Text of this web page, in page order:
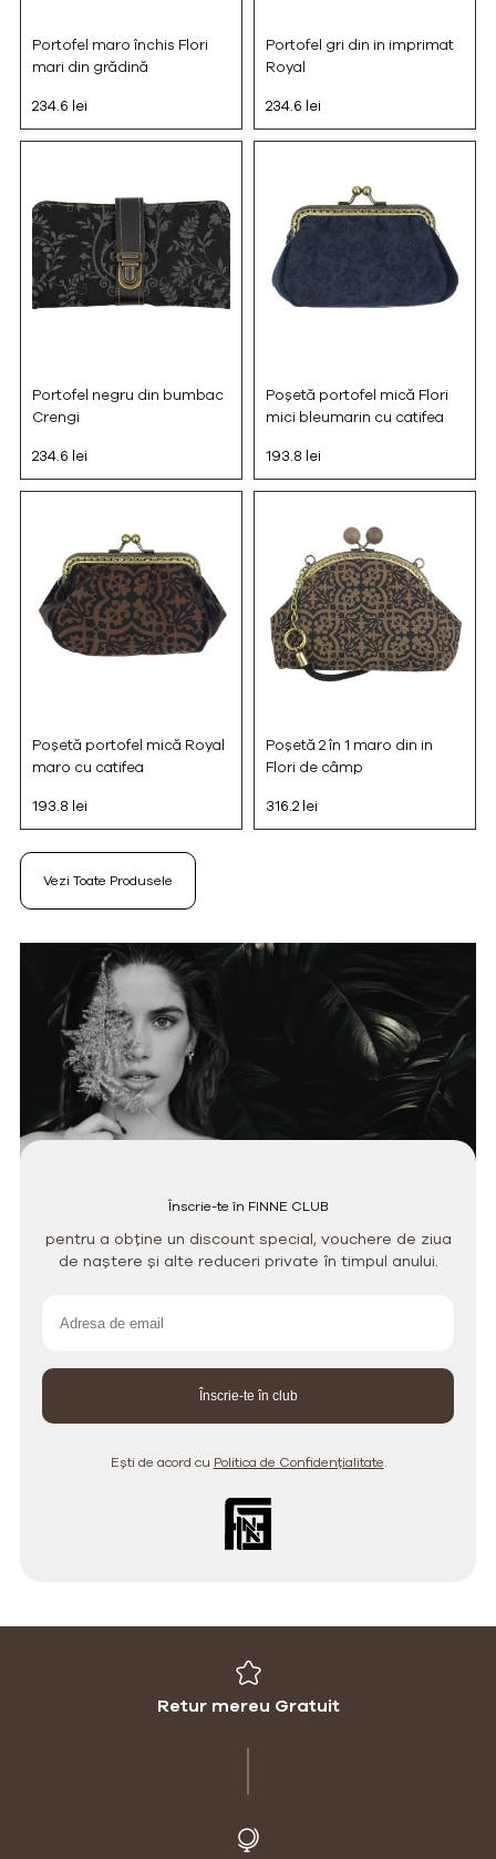
Portofel maro închis Flori
mari din grădină
234.6 lei
Portofel gri din in imprimat
Royal
234.6 lei
Portofel negru din bumbac
Crengi
234.6 lei
Poșetă portofel mică Flori
mici bleumarin cu catifea
193.8 lei
Poșetă portofel mică Royal
maro cu catifea
193.8 lei
Poșetă 2 în 1 maro din in
Flori de câmp
316.2 lei
Vezi Toate Produsele
Înscrie-te în FINNE CLUB
pentru a obține un discount special, vouchere de ziua
de naștere și alte reduceri private în timpul anului.
Ești de acord cu Politica de Confidențialitate.
Retur mereu Gratuit